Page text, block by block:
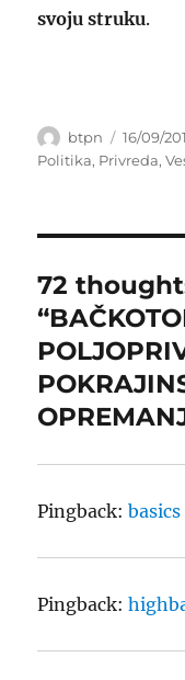
svoju struku.
Author
btpn
Posted
on
16/09/
Politika, Privreda,
72
Pingback:basics
Pingback: